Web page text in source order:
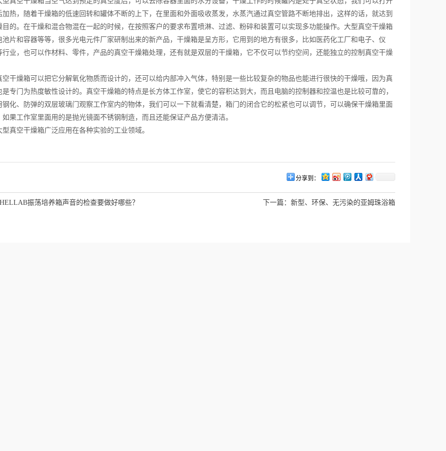
加热，随着干燥箱的低速回转和罐体不断的上下，在里面和外面吸收蒸发，水蒸汽通过真空管路不断地排出，这样的话，就达到
目的。在干燥和混合物混在一起的时候，在按照客户的要求布置喷淋、过滤、粉碎和装置可以实现多功能操作。大型真空干燥箱
池片和容器等等，很多光电元件厂家研制出来的新产品，干燥箱是呈方形，它用到的地方有很多，比如医药化工厂和电子、仪
行业，也可以作材料、零件，产品的真空干燥箱处理，还有就是双层的干燥箱，它不仅可以节约空间，还能独立的控制真空干燥
燥箱可以把它分解氧化物质而设计的，还可以给内部冲入气体，特别是一些比较复杂的物品也能进行很快的干燥哦，因为真
是专门为热度敏性设计的。真空干燥箱的特点是长方体工作室，使它的容积达到大，而且电脑的控制器和控温也是比较可靠的，
钢化、防弹的双层玻璃门观察工作室内的物体，我们可以一下就看清楚，箱门的闭合它的松紧也可以调节，可以确保干燥箱里面
如果工作室里面用的是抛光镜面不锈钢制造，而且还能保证产品方便清洁。
空干燥箱广泛应用在各种实验的工业领域。
分享到：
振荡培养箱声音的检查要做好哪些？ 下一篇： 新型、环保、无污染的亚姆珠浴箱